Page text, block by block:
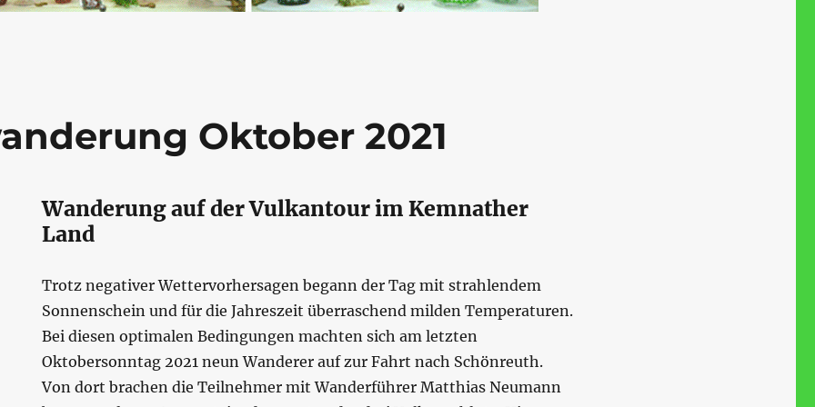
Oktober 2021
Wanderung auf der Vulkantour im Kemnather
Land
Trotz negativer Wettervorhersagen begann der Tag mit strahlendem
Sonnenschein und für die Jahreszeit überraschend milden Temperaturen.
Bei diesen optimalen Bedingungen machten sich am letzten
Oktobersonntag 2021 neun Wanderer auf zur Fahrt nach Schönreuth.
Von dort brachen die Teilnehmer mit Wanderführer Matthias Neumann